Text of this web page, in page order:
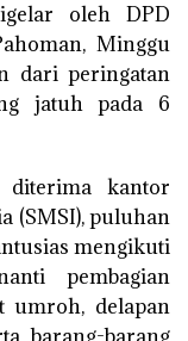
oleh DPD
Minggu
dari peringatan
jatuh pada 6
diterima kantor
(SMSI), puluhan
mengikuti
pembagian
umroh, delapan